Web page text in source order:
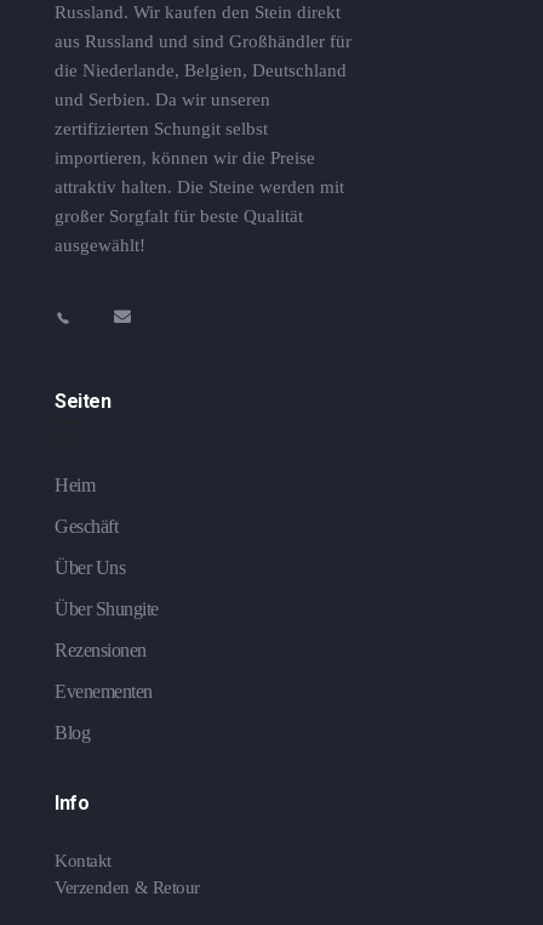
Russland. Wir kaufen den Stein direkt
aus Russland und sind Großhändler für
die Niederlande, Belgien, Deutschland
und Serbien. Da wir unseren
zertifizierten Schungit selbst
importieren, können wir die Preise
attraktiv halten. Die Steine ​​werden mit
großer Sorgfalt für beste Qualität
ausgewählt!
Seiten
Heim
Geschäft
Über Uns
Über Shungite
Rezensionen
Evenementen
Blog
Info
Kontakt
Verzenden & Retour